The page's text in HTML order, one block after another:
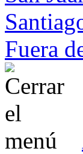
Fuera